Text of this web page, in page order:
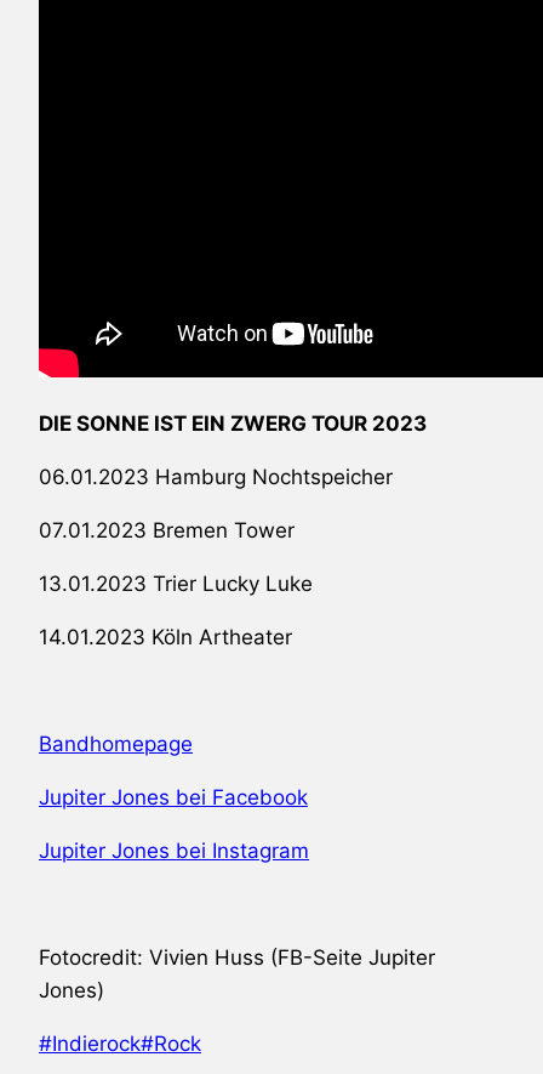
DIE SONNE IST EIN ZWERG TOUR 2023
06.01.2023 Hamburg Nochtspeicher
07.01.2023 Bremen Tower
13.01.2023 Trier Lucky Luke
14.01.2023 Köln Artheater
Bandhomepage
Jupiter Jones bei Facebook
Jupiter Jones bei Instagram
Fotocredit: Vivien Huss (FB-Seite Jupiter
Jones)
Schlagworte:
#Indierock#Rock